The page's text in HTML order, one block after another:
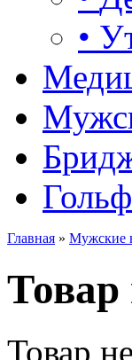
•
Главная » Мужские
Товар
Товар